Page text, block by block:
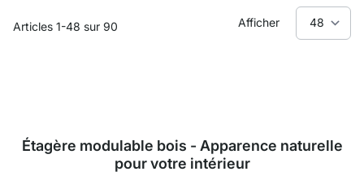
Articles 1-48 sur 90 Afficher
Étagère modulable bois - Apparence naturelle
pour votre intérieur